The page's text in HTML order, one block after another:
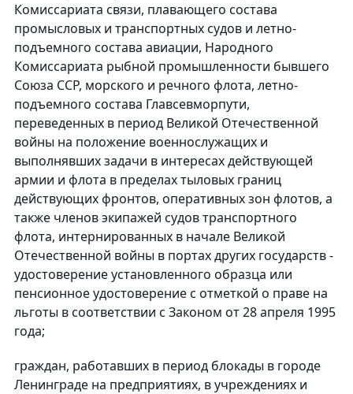
Комиссариата связи, плавающего состава
промысловых и транспортных судов и летно-
подъемного состава авиации, Народного
Комиссариата рыбной промышленности бывшего
Союза ССР, морского и речного флота, летно-
подъемного состава Главсевморпути,
переведенных в период Великой Отечественной
войны на положение военнослужащих и
выполнявших задачи в интересах действующей
армии и флота в пределах тыловых границ
действующих фронтов, оперативных зон флотов, а
также членов экипажей судов транспортного
флота, интернированных в начале Великой
Отечественной войны в портах других государств -
удостоверение установленного образца или
пенсионное удостоверение с отметкой о праве на
льготы в соответствии с Законом от 28 апреля 1995
года;
граждан, работавших в период блокады в городе
Ленинграде на предприятиях, в учреждениях и